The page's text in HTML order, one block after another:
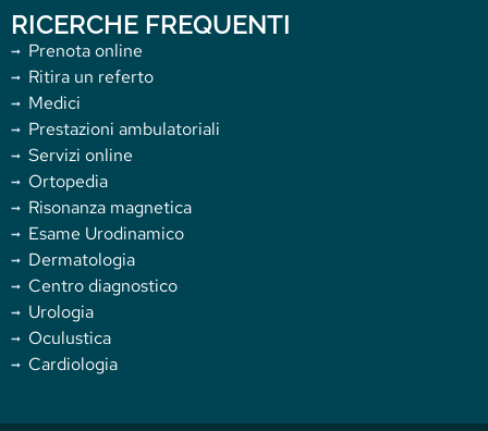
RICERCHE FREQUENTI
Prenota online
Ritira un referto
Medici
Prestazioni ambulatoriali
Servizi online
Ortopedia
Risonanza magnetica
Esame Urodinamico
Dermatologia
Centro diagnostico
Urologia
Oculustica
Cardiologia